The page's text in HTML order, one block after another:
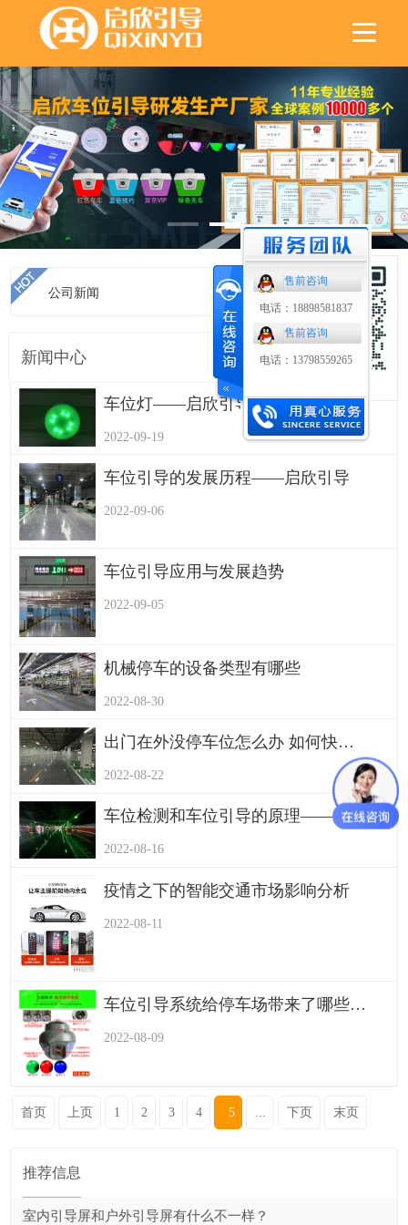
售前咨询
电话：18898581837
售前咨询
电话：13798559265
公司新闻 首页 >公司新闻
新闻中心
车位灯——启欣引导
2022-09-19
车位引导的发展历程——启欣引导
2022-09-06
车位引导应用与发展趋势
2022-09-05
机械停车的设备类型有哪些
2022-08-30
出门在外没停车位怎么办 如何快速找到停车位
2022-08-22
车位检测和车位引导的原理——启欣
2022-08-16
疫情之下的智能交通市场影响分析
2022-08-11
车位引导系统给停车场带来了哪些便利
2022-08-09
首页 上页 1 2 3 4 5 下页 末页
推荐信息
室内引导屏和户外引导屏有什么不一样？